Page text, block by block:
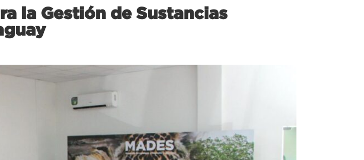
la Gestión de Sustancias